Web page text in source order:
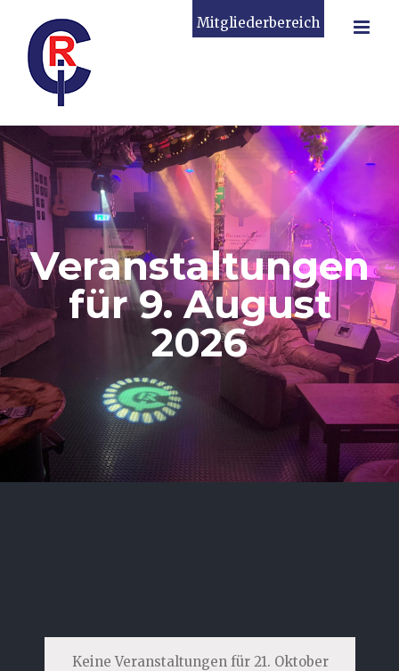
Inhalt
springen
Mitgliederbereich
Veranstaltungen
für 9. August
2026
Keine Veranstaltungen für 21. Oktober